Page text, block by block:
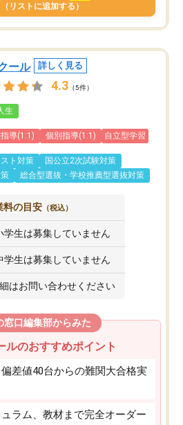
（リストに追加する）
ール 詳しく見る
4.3 （5件）
生
導(1:1) 個別指導(1:1) 自立型学習
ト対策
国公立2次試験対策
総合型選抜・学校推薦型選抜対策
料の目安 （税込）
学生は募集していません
学生は募集していません
はお問い合わせください
窓口編集部からみた
ルのおすすめポイント
差値40台からの難関大合格実
ラム、教材まで完全オーダー